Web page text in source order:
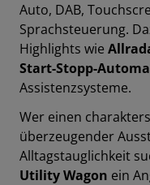
Auto, DAB,
Sprachsteuerung.
Highlights wie
Start-Stopp-
Assistenzsysteme.
Wer einen
überzeugender
Alltagstauglichkeit
Utility Wagon ein